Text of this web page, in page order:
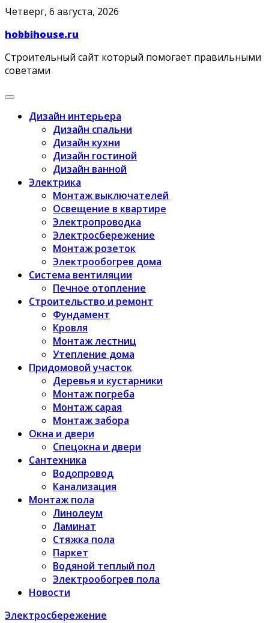
Skip
content
Четверг, 6 августа, 2026
hobbihouse.ru
Строительный сайт который помогает правильными
советами
Дизайн интерьера
Дизайн спальни
Дизайн кухни
Дизайн гостиной
Дизайн ванной
Электрика
Монтаж выключателей
Освещение в квартире
Электропроводка
Электросбережение
Монтаж розеток
Электрообогрев дома
Система вентиляции
Печное отопление
Строительство и ремонт
Фундамент
Кровля
Монтаж лестниц
Утепление дома
Придомовой участок
Деревья и кустарники
Монтаж погреба
Монтаж сарая
Монтаж забора
Окна и двери
Спецокна и двери
Сантехника
Водопровод
Канализация
Монтаж пола
Линолеум
Ламинат
Стяжка пола
Паркет
Водяной теплый пол
Электрообогрев пола
Новости
Электросбережение